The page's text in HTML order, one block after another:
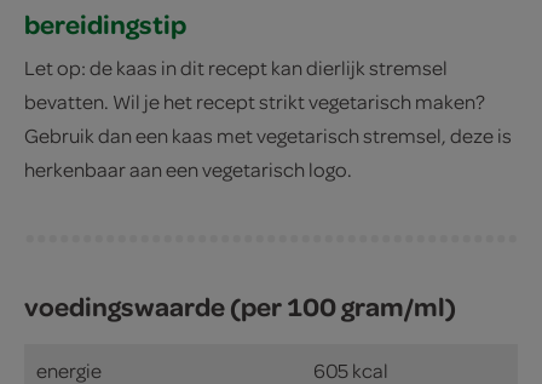
bereidingstip
Let op: de kaas in dit recept kan dierlijk stremsel
bevatten. Wil je het recept strikt vegetarisch maken?
Gebruik dan een kaas met vegetarisch stremsel, deze is
herkenbaar aan een vegetarisch logo.
voedingswaarde (per 100 gram/ml)
energie 605 kcal